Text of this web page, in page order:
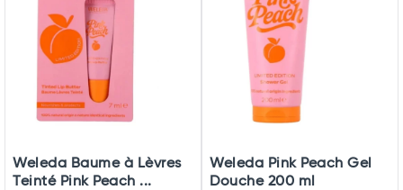
Weleda Baume à Lèvres
Teinté Pink Peach ...
Weleda Pink Peach Gel
Douche 200 ml